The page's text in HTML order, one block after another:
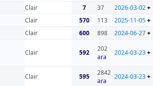
Clair 7 37 2026-03-02+
Clair 570 113 2025-11-05+
Clair 600 898 2024-06-27+
Clair
592
202
ara
2024-03-23+
Clair 595
2842
ara
2024-03-23+